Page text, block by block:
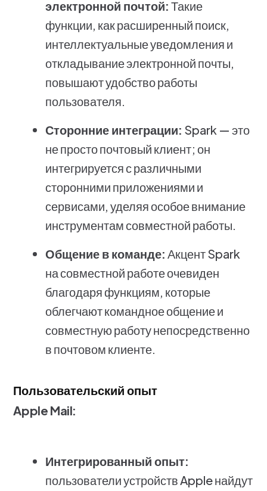
электронной почтой: Такие
функции, как расширенный поиск,
интеллектуальные уведомления и
откладывание электронной почты,
повышают удобство работы
пользователя.
Сторонние интеграции: Spark — это
не просто почтовый клиент; он
интегрируется с различными
сторонними приложениями и
сервисами, уделяя особое внимание
инструментам совместной работы.
Общение в команде: Акцент Spark
на совместной работе очевиден
благодаря функциям, которые
облегчают командное общение и
совместную работу непосредственно
в почтовом клиенте.
Пользовательский опыт
Apple Mail:
Интегрированный опыт:
пользователи устройств Apple найдут